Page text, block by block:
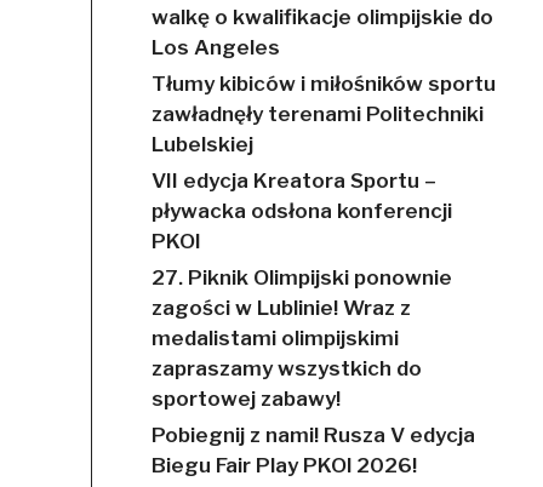
walkę o kwalifikacje olimpijskie do
Los Angeles
Tłumy kibiców i miłośników sportu
zawładnęły terenami Politechniki
Lubelskiej
VII edycja Kreatora Sportu –
pływacka odsłona konferencji
PKOl
27. Piknik Olimpijski ponownie
zagości w Lublinie! Wraz z
medalistami olimpijskimi
zapraszamy wszystkich do
sportowej zabawy!
Pobiegnij z nami! Rusza V edycja
Biegu Fair Play PKOl 2026!